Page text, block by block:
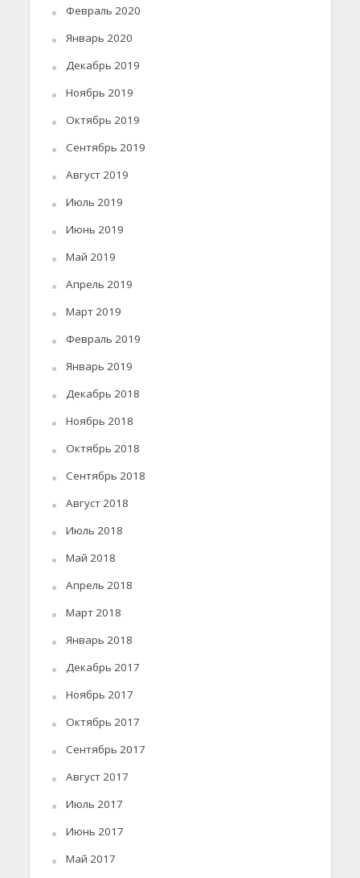
Февраль 2020
Январь 2020
Декабрь 2019
Ноябрь 2019
Октябрь 2019
Сентябрь 2019
Август 2019
Июль 2019
Июнь 2019
Май 2019
Апрель 2019
Март 2019
Февраль 2019
Январь 2019
Декабрь 2018
Ноябрь 2018
Октябрь 2018
Сентябрь 2018
Август 2018
Июль 2018
Май 2018
Апрель 2018
Март 2018
Январь 2018
Декабрь 2017
Ноябрь 2017
Октябрь 2017
Сентябрь 2017
Август 2017
Июль 2017
Июнь 2017
Май 2017